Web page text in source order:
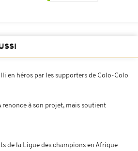
en héros par les supporters de Colo-Colo
renonce à son projet, mais soutient
de la Ligue des champions en Afrique